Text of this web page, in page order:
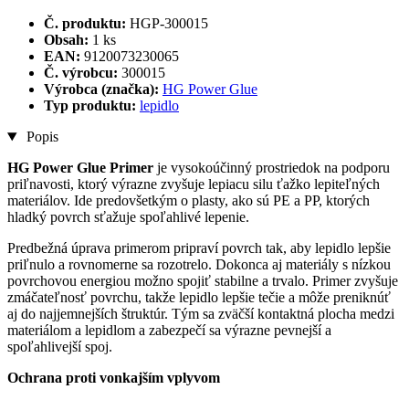
Č. produktu: HGP-300015
Obsah: 1 ks
EAN: 9120073230065
Č. výrobcu: 300015
Výrobca (značka): HG Power Glue
Typ produktu: lepidlo
Popis
HG Power Glue Primer je vysokoúčinný prostriedok na podporu
priľnavosti, ktorý výrazne zvyšuje lepiacu silu ťažko lepiteľných
materiálov. Ide predovšetkým o plasty, ako sú PE a PP, ktorých
hladký povrch sťažuje spoľahlivé lepenie.
Predbežná úprava primerom pripraví povrch tak, aby lepidlo lepšie
priľnulo a rovnomerne sa rozotrelo. Dokonca aj materiály s nízkou
povrchovou energiou možno spojiť stabilne a trvalo. Primer zvyšuje
zmáčateľnosť povrchu, takže lepidlo lepšie tečie a môže preniknúť
aj do najjemnejších štruktúr. Tým sa zväčší kontaktná plocha medzi
materiálom a lepidlom a zabezpečí sa výrazne pevnejší a
spoľahlivejší spoj.
Ochrana proti vonkajším vplyvom